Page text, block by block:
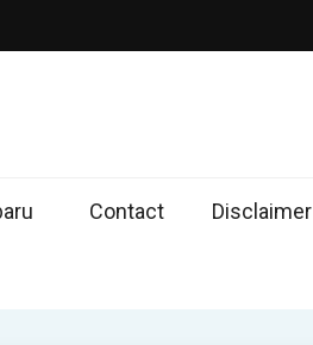
Contact Disclaimer